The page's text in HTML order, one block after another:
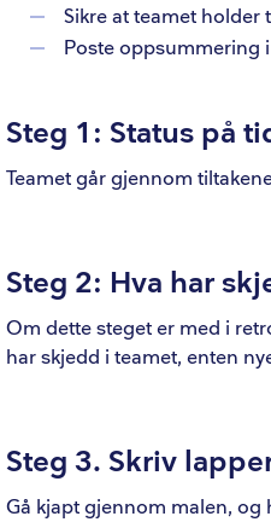
Sikre at teamet holder
Poste oppsummering
Steg 1: Status på
Teamet går gjennom
Steg 2: Hva har
Om dette steget er med i
har skjedd i teamet, enten
Steg 3. Skriv
Gå kjapt gjennom malen, og